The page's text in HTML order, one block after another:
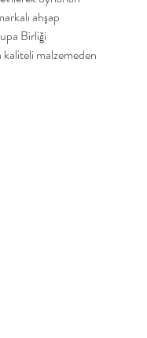
ahşap
Birliği
malzemeden